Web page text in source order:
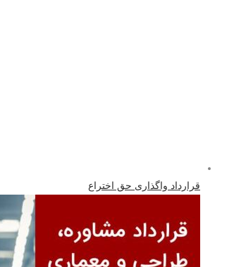
قرارداد واگذاری حق اختراع